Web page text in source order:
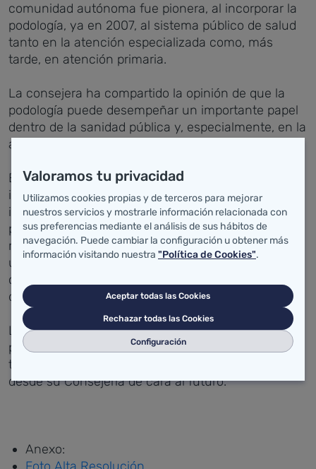
comunidad autónoma fue pionera, al incorporar la
podología, ya en 2007, al sistema público de salud
tanto en la atención especializada como, más
tarde, en atención primaria.
La consejera ha compartido la opinión de que la
podología puede desempeñar un importante papel
dentro de la sanidad pública y, especialmente, en la
atención primaria.
El presidente de los podólogos de Cantabria se ha
interesado por las posibilidades de que se vean
incrementados estos recursos dentro de la sanidad
pública y, de otro lado, ha solicitado que los
recursos existentes en la actualidad puedan ser
utilizados para la formación y actualización de
conocimientos, en especial en lo que atañe al pie
diabético, de otros podólogos.
La consejera de Sanidad ha trasladado al
presidente del Colegio Oicial de Podólogos que
todas las cuestiones planteadas serán valoradas
desde su Consejería de cara al futuro.
Anexo:
Valoramos tu privacidad
Utilizamos cookies propias y de terceros para mejorar
nuestros servicios y mostrarle información relacionada con
sus preferencias mediante el análisis de sus hábitos de
navegación. Puede cambiar la configuración u obtener más
información visitando nuestra "Política de Cookies".
Aceptar todas las Cookies
Rechazar todas las Cookies
Configuración